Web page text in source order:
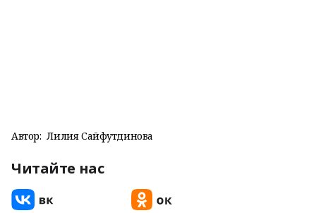
Автор: Лилия Сайфутдинова
Читайте нас